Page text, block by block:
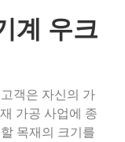
계 우크
객은 자신의 가
가공 사업에 종
목재의 크기를